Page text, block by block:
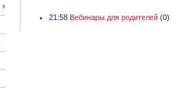
21:58 Вебинары для родителей (0)